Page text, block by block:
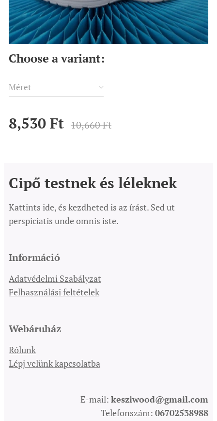
Choose a variant:
Méret
8,530 Ft 10,660Ft
Cipő testnek és léleknek
Kattints ide, és kezdheted is az írást. Sed ut
perspiciatis unde omnis iste.
Információ
Adatvédelmi Szabályzat
Felhasználási feltételek
Webáruház
Rólunk
Lépj velünk kapcsolatba
E-mail: kesziwood@gmail.com
Telefonszám: 06702538988